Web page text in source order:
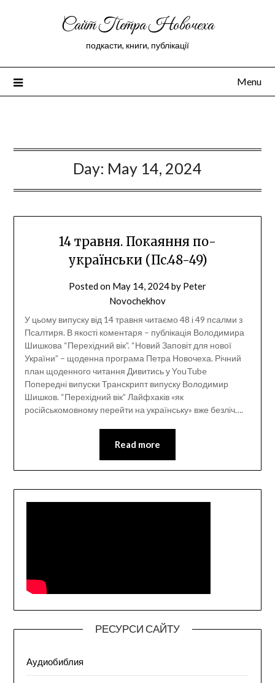
Сайт Петра Новочеха
подкасти, книги, публікації
Menu
Day: May 14, 2024
14 травня. Покаяння по-
українськи (Пс.48-49)
Posted on May 14, 2024by Peter
Novochekhov
У цьому випуску від 14 травня читаємо 48 і 49 псалми з
Псалтиря. В якості коментаря – публікація Володимира
Шишкова “Перехідний вік”. “Новий Заповіт для нової
України” – щоденна програма Петра Новочеха. Річний
план щоденного читання Дивитись у YouTube
Попередні випуски Транскрипт випуску Володимир
Шишков. “Перехідний вік” Лайфхаків «як
російськомовному перейти на українську» вже безліч….
Read more
РЕСУРСИ САЙТУ
Аудиобиблия